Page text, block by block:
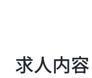
求人内容